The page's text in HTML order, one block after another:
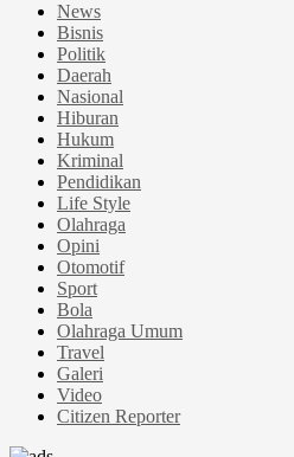
News
Bisnis
Politik
Daerah
Nasional
Hiburan
Hukum
Kriminal
Pendidikan
Life Style
Olahraga
Opini
Otomotif
Sport
Bola
Olahraga Umum
Travel
Galeri
Video
Citizen Reporter